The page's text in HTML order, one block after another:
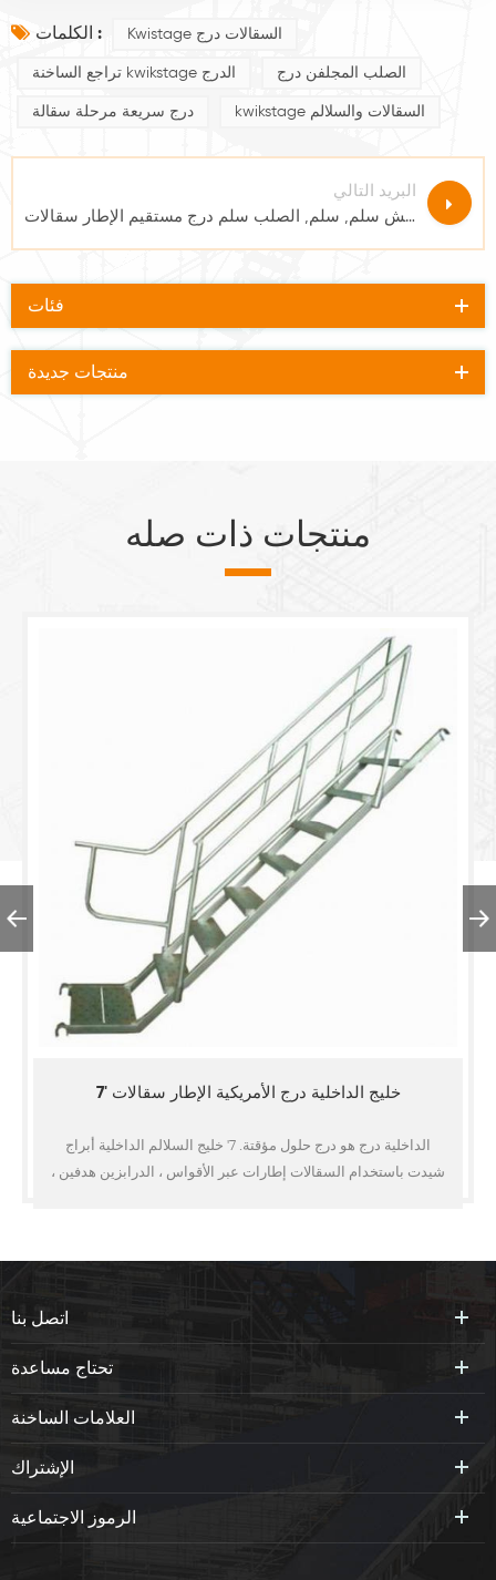
الكلمات : Kwistage السقالات درج
تراجع الساخنة kwikstage الدرج الصلب المجلفن درج
درج سريعة مرحلة سقالة kwikstage السقالات والسلالم
البريد التالي
اقتصادا مش سلم, سلم, الصلب سلم درج مستقيم الإطار سقالات
فئات
منتجات جديدة
منتجات ذات صله
7' خليج الداخلية درج الأمريكية الإطار سقالات
الداخلية درج هو درج حلول مؤقتة. 7' خليج السلالم الداخلية أبراج
شيدت باستخدام السقالات إطارات عبر الأقواس ، الدرابزين هدفين ،
اتصل بنا
تحتاج مساعدة
العلامات الساخنة
الإشتراك
الرموز الاجتماعية